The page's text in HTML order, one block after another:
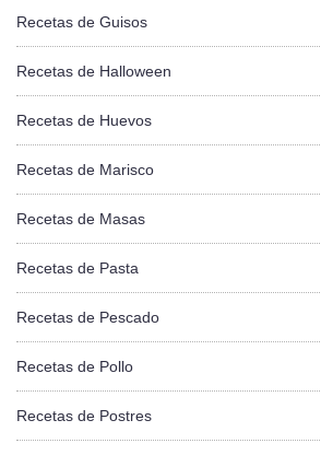
Recetas de Guisos
Recetas de Halloween
Recetas de Huevos
Recetas de Marisco
Recetas de Masas
Recetas de Pasta
Recetas de Pescado
Recetas de Pollo
Recetas de Postres